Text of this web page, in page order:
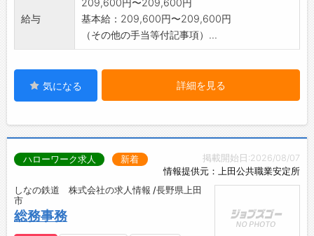
給与
基本給：209,600円〜209,600円
（その他の手当等付記事項）...
気になる 詳細を見る
掲載開始日:2026/08/07
情報提供元：上田公共職業安定所
ハローワーク求人 新着
しなの鉄道 株式会社の求人情報 /長野県上田
市
総務事務